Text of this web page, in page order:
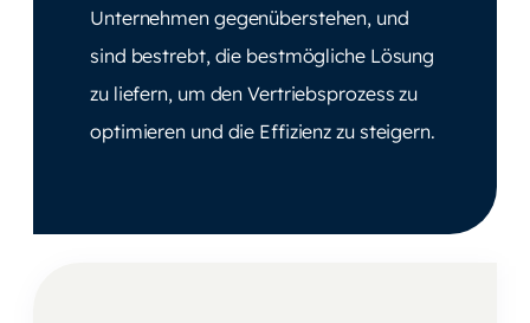
Unternehmen gegenüberstehen, und
sind bestrebt, die bestmögliche Lösung
zu liefern, um den Vertriebsprozess zu
optimieren und die Effizienz zu steigern.